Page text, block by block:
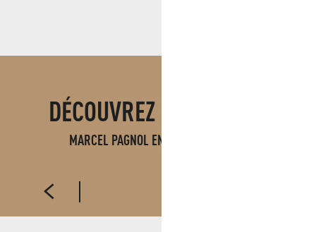
DÉCOUVREZ ÉGALEMENT
MARCEL PAGNOL EN PAYS D'AUBAGNE